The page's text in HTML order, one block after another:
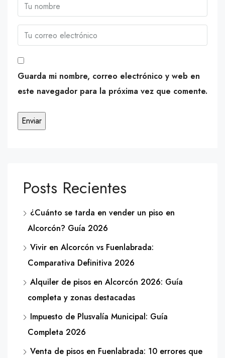
Guarda mi nombre, correo electrónico y web en
este navegador para la próxima vez que comente.
Posts Recientes
¿Cuánto se tarda en vender un piso en
Alcorcón? Guía 2026
Vivir en Alcorcón vs Fuenlabrada:
Comparativa Definitiva 2026
Alquiler de pisos en Alcorcón 2026: Guía
completa y zonas destacadas
Impuesto de Plusvalía Municipal: Guía
Completa 2026
Venta de pisos en Fuenlabrada: 10 errores que